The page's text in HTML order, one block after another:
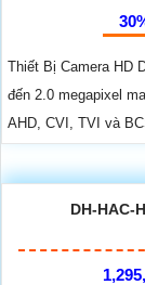
Thiết Bị Camera HD
đến 2.0 megapixel
AHD, CVI, TVI và
DH-HAC-